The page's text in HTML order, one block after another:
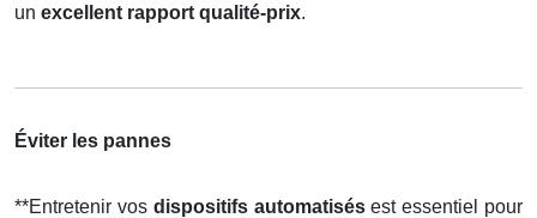
un excellent rapport qualité-prix.
Éviter les pannes
**Entretenir vos dispositifs automatisésest essentiel pour